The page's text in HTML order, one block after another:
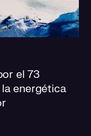
el 73
energética